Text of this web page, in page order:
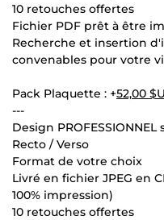
10 retouches offertes
Fichier PDF prêt à être
Recherche et insertion
convenables pour votre
Pack Plaquette : +52,00
---
Design PROFESSIONNEL
Recto / Verso
Format de votre choix
Livré en fichier JPEG en
100% impression)
10 retouches offertes